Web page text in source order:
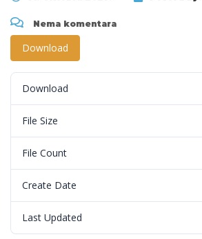
Nema komentara
Download
Download
File Size
File Count
Create Date
Last Updated